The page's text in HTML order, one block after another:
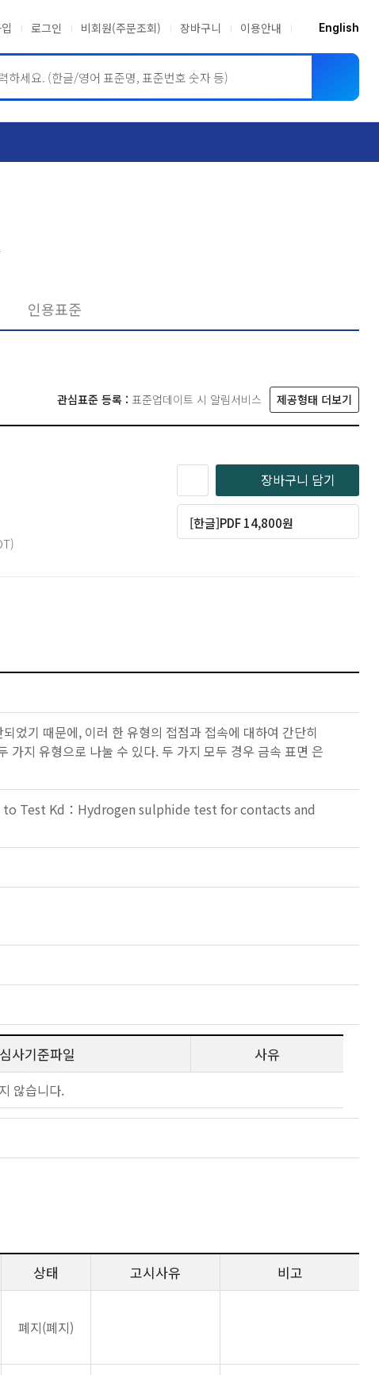
로그인 비회원(주문조회) 장바구니 이용안내 English
인용표준
관심표준 등록 : 표준업데이트 시 알림서비스 제공형태 더보기
장바구니 담기
[한글]PDF 14,800원
었기 때문에, 이러 한 유형의 접점과 접속에 대하여 간단히
가지 유형으로 나눌 수 있다. 두 가지 모두 경우 금속 표면 은
Test Kd：Hydrogen sulphide test for contacts and
심사기준파일 사유
않습니다.
상태 고시사유 비고
폐지(폐지)